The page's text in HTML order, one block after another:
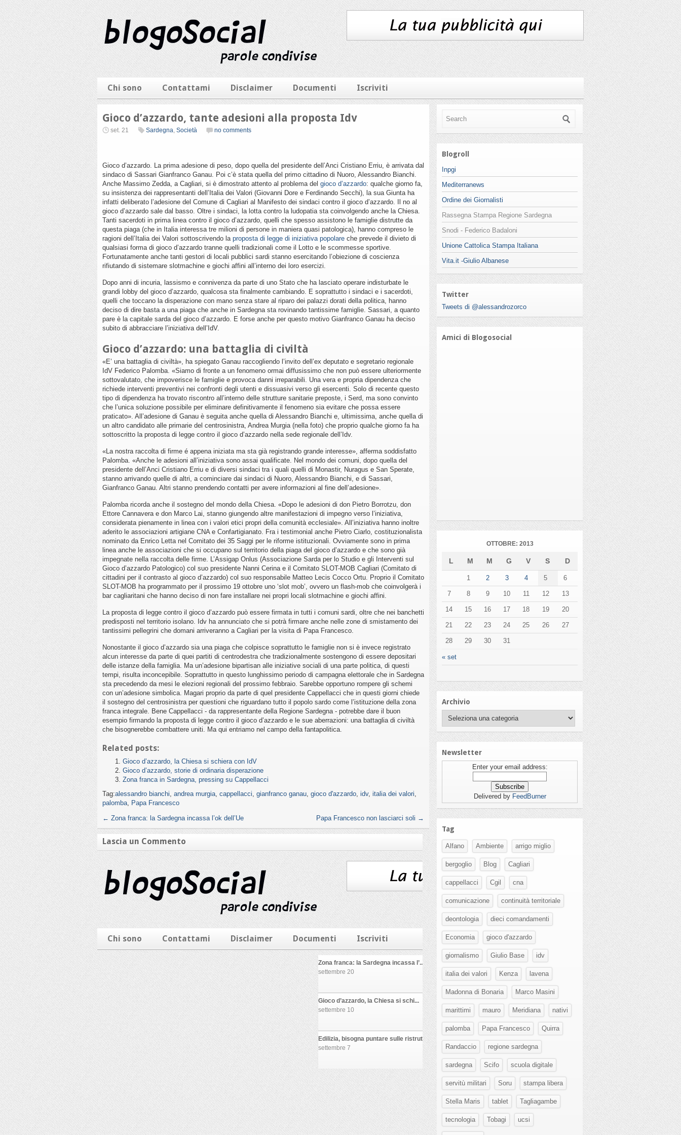
Chi sono Contattami Disclaimer Documenti Iscriviti
Gioco d’azzardo, tante adesioni alla proposta Idv
set. 21 Sardegna, Società no comments
Gioco d’azzardo. La prima adesione di peso, dopo quella del presidente dell’Anci Cristiano Erriu, è arrivata dal
sindaco di Sassari Gianfranco Ganau. Poi c’è stata quella del primo cittadino di Nuoro, Alessandro Bianchi.
Anche Massimo Zedda, a Cagliari, si è dimostrato attento al problema del gioco d’azzardo: qualche giorno fa,
su insistenza dei rappresentanti dell’Italia dei Valori (Giovanni Dore e Ferdinando Secchi), la sua Giunta ha
infatti deliberato l’adesione del Comune di Cagliari al Manifesto dei sindaci contro il gioco d’azzardo. Il no al
gioco d’azzardo sale dal basso. Oltre i sindaci, la lotta contro la ludopatia sta coinvolgendo anche la Chiesa.
Tanti sacerdoti in prima linea contro il gioco d’azzardo, quelli che spesso assistono le famiglie distrutte da
questa piaga (che in Italia interessa tre milioni di persone in maniera quasi patologica), hanno compreso le
ragioni dell’Italia dei Valori sottoscrivendo la proposta di legge di iniziativa popolare che prevede il divieto di
qualsiasi forma di gioco d’azzardo tranne quelli tradizionali come il Lotto e le scommesse sportive.
Fortunatamente anche tanti gestori di locali pubblici sardi stanno esercitando l’obiezione di coscienza
rifiutando di sistemare slotmachine e giochi affini all’interno dei loro esercizi.
Dopo anni di incuria, lassismo e connivenza da parte di uno Stato che ha lasciato operare indisturbate le
grandi lobby del gioco d’azzardo, qualcosa sta finalmente cambiando. E soprattutto i sindaci e i sacerdoti,
quelli che toccano la disperazione con mano senza stare al riparo dei palazzi dorati della politica, hanno
deciso di dire basta a una piaga che anche in Sardegna sta rovinando tantissime famiglie. Sassari, a quanto
pare è la capitale sarda del gioco d’azzardo. E forse anche per questo motivo Gianfranco Ganau ha deciso
subito di abbracciare l’iniziativa dell’IdV.
Gioco d’azzardo: una battaglia di civiltà
«E’ una battaglia di civiltà», ha spiegato Ganau raccogliendo l’invito dell’ex deputato e segretario regionale
IdV Federico Palomba. «Siamo di fronte a un fenomeno ormai diffusissimo che non può essere ulteriormente
sottovalutato, che impoverisce le famiglie e provoca danni irreparabili. Una vera e propria dipendenza che
richiede interventi preventivi nei confronti degli utenti e dissuasivi verso gli esercenti. Solo di recente questo
tipo di dipendenza ha trovato riscontro all’interno delle strutture sanitarie preposte, i Serd, ma sono convinto
che l’unica soluzione possibile per eliminare definitivamente il fenomeno sia evitare che possa essere
praticato». All’adesione di Ganau è seguita anche quella di Alessandro Bianchi e, ultimissima, anche quella di
un altro candidato alle primarie del centrosinistra, Andrea Murgia (nella foto) che proprio qualche giorno fa ha
sottoscritto la proposta di legge contro il gioco d’azzardo nella sede regionale dell’Idv.
«La nostra raccolta di firme é appena iniziata ma sta già registrando grande interesse», afferma soddisfatto
Palomba. «Anche le adesioni all’iniziativa sono assai qualificate. Nel mondo dei comuni, dopo quella del
presidente dell’Anci Cristiano Erriu e di diversi sindaci tra i quali quelli di Monastir, Nuragus e San Sperate,
stanno arrivando quelle di altri, a cominciare dai sindaci di Nuoro, Alessandro Bianchi, e di Sassari,
Gianfranco Ganau. Altri stanno prendendo contatti per avere informazioni al fine dell’adesione».
Palomba ricorda anche il sostegno del mondo della Chiesa. «Dopo le adesioni di don Pietro Borrotzu, don
Ettore Cannavera e don Marco Lai, stanno giungendo altre manifestazioni di impegno verso l’iniziativa,
considerata pienamente in linea con i valori etici propri della comunità ecclesiale». All’iniziativa hanno inoltre
aderito le associazioni artigiane CNA e Confartigianato. Fra i testimonial anche Pietro Ciarlo, costituzionalista
nominato da Enrico Letta nel Comitato dei 35 Saggi per le riforme istituzionali. Ovviamente sono in prima
linea anche le associazioni che si occupano sul territorio della piaga del gioco d’azzardo e che sono già
impegnate nella raccolta delle firme. L’Assigap Onlus (Associazione Sarda per lo Studio e gli Interventi sul
Gioco d’azzardo Patologico) col suo presidente Nanni Cerina e il Comitato SLOT-MOB Cagliari (Comitato di
cittadini per il contrasto al gioco d’azzardo) col suo responsabile Matteo Lecis Cocco Ortu. Proprio il Comitato
SLOT-MOB ha programmato per il prossimo 19 ottobre uno ‘slot mob’, ovvero un flash-mob che coinvolgerà i
bar cagliaritani che hanno deciso di non fare installare nei propri locali slotmachine e giochi affini.
La proposta di legge contro il gioco d’azzardo può essere firmata in tutti i comuni sardi, oltre che nei banchetti
predisposti nel territorio isolano. Idv ha annunciato che si potrà firmare anche nelle zone di smistamento dei
tantissimi pellegrini che domani arriveranno a Cagliari per la visita di Papa Francesco.
Nonostante il gioco d’azzardo sia una piaga che colpisce soprattutto le famiglie non si è invece registrato
alcun interesse da parte di quei partiti di centrodestra che tradizionalmente sostengono di essere depositari
delle istanze della famiglia. Ma un’adesione bipartisan alle iniziative sociali di una parte politica, di questi
tempi, risulta inconcepibile. Soprattutto in questo lunghissimo periodo di campagna elettorale che in Sardegna
sta precedendo da mesi le elezioni regionali del prossimo febbraio. Sarebbe opportuno rompere gli schemi
con un’adesione simbolica. Magari proprio da parte di quel presidente Cappellacci che in questi giorni chiede
il sostegno del centrosinistra per questioni che riguardano tutto il popolo sardo come l’istituzione della zona
franca integrale. Bene Cappellacci - da rappresentante della Regione Sardegna - potrebbe dare il buon
esempio firmando la proposta di legge contro il gioco d’azzardo e le sue aberrazioni: una battaglia di civiltà
che bisognerebbe combattere uniti. Ma qui entriamo nel campo della fantapolitica.
Related posts:
Gioco d’azzardo, la Chiesa si schiera con IdV
Gioco d’azzardo, storie di ordinaria disperazione
Zona franca in Sardegna, pressing su Cappellacci
Tag:alessandro bianchi, andrea murgia, cappellacci, gianfranco ganau, gioco d'azzardo, idv, italia dei valori,
palomba, Papa Francesco
← Zona franca: la Sardegna incassa l’ok dell’Ue Papa Francesco non lasciarci soli →
Lascia un Commento
Blogroll
Inpgi
Mediterranews
Ordine dei Giornalisti
Rassegna Stampa Regione Sardegna
Snodi - Federico Badaloni
Unione Cattolica Stampa Italiana
Vita.it -Giulio Albanese
Twitter
Tweets di @alessandrozorco
Amici di Blogosocial
OTTOBRE: 2013
L M M G V S D
« set
1 2 3 4 5 6
7 8 9 10 11 12 13
14 15 16 17 18 19 20
21 22 23 24 25 26 27
28 29 30 31
Archivio
Newsletter
Enter your email address:
Delivered by FeedBurner
Tag
Alfano Ambiente arrigo miglio
bergoglio Blog Cagliari
cappellacci Cgil cna
comunicazione continuità territoriale
deontologia dieci comandamenti
Economia gioco d'azzardo
giornalismo Giulio Base idv
italia dei valori Kenza lavena
Madonna di Bonaria Marco Masini
marittimi mauro Meridiana nativi
palomba Papa Francesco Quirra
Randaccio regione sardegna
sardegna Scifo scuola digitale
servitù militari Soru stampa libera
Stella Maris tablet Tagliagambe
tecnologia Tobagi ucsi